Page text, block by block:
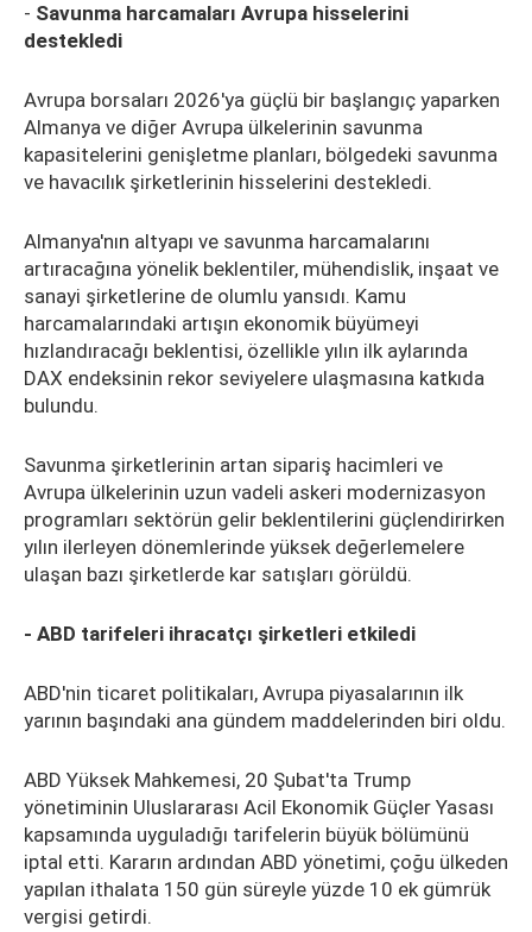
- Savunma harcamaları Avrupa hisselerini
destekledi
Avrupa borsaları 2026'ya güçlü bir başlangıç yaparken
Almanya ve diğer Avrupa ülkelerinin savunma
kapasitelerini genişletme planları, bölgedeki savunma
ve havacılık şirketlerinin hisselerini destekledi.
Almanya'nın altyapı ve savunma harcamalarını
artıracağına yönelik beklentiler, mühendislik, inşaat ve
sanayi şirketlerine de olumlu yansıdı. Kamu
harcamalarındaki artışın ekonomik büyümeyi
hızlandıracağı beklentisi, özellikle yılın ilk aylarında
DAX endeksinin rekor seviyelere ulaşmasına katkıda
bulundu.
Savunma şirketlerinin artan sipariş hacimleri ve
Avrupa ülkelerinin uzun vadeli askeri modernizasyon
programları sektörün gelir beklentilerini güçlendirirken
yılın ilerleyen dönemlerinde yüksek değerlemelere
ulaşan bazı şirketlerde kar satışları görüldü.
- ABD tarifeleri ihracatçı şirketleri etkiledi
ABD'nin ticaret politikaları, Avrupa piyasalarının ilk
yarının başındaki ana gündem maddelerinden biri oldu.
ABD Yüksek Mahkemesi, 20 Şubat'ta Trump
yönetiminin Uluslararası Acil Ekonomik Güçler Yasası
kapsamında uyguladığı tarifelerin büyük bölümünü
iptal etti. Kararın ardından ABD yönetimi, çoğu ülkeden
yapılan ithalata 150 gün süreyle yüzde 10 ek gümrük
vergisi getirdi.